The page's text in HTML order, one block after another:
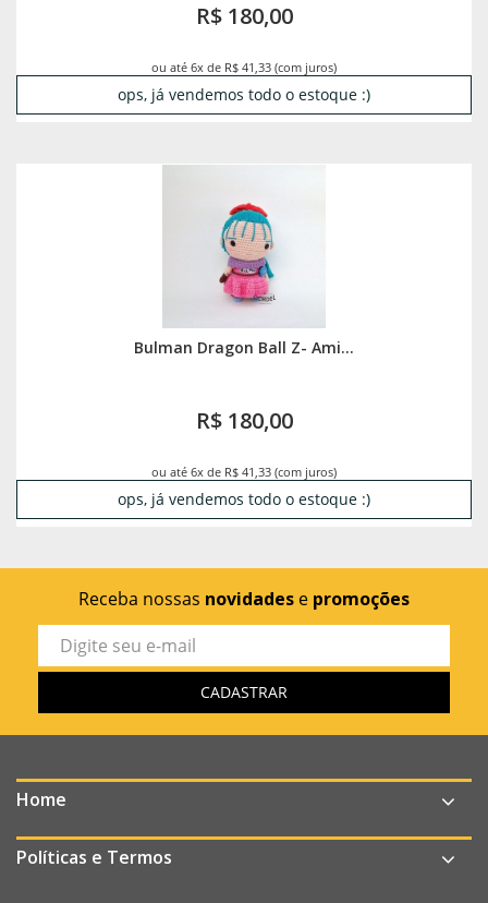
R$ 180,00
ou até 6x de R$ 41,33 (com juros)
ops, já vendemos todo o estoque :)
Bulman Dragon Ball Z- Ami...
R$ 180,00
ou até 6x de R$ 41,33 (com juros)
ops, já vendemos todo o estoque :)
Receba nossas novidades e promoções
Home
Políticas e Termos